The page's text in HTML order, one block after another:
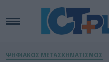
ΨΗΦΙΑΚΟΣ ΜΕΤΑΣΧΗΜΑΤΙΣΜΟΣ